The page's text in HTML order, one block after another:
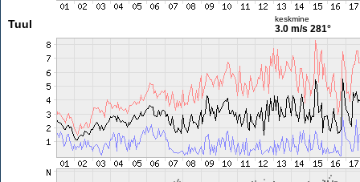
Tuul keskmine
3.0 m/s 281°